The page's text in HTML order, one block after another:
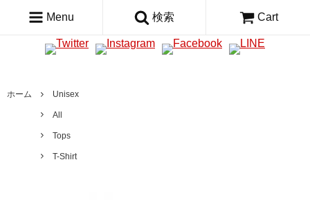
Menu 検索 Cart
ホーム Unisex
All
Tops
T-Shirt